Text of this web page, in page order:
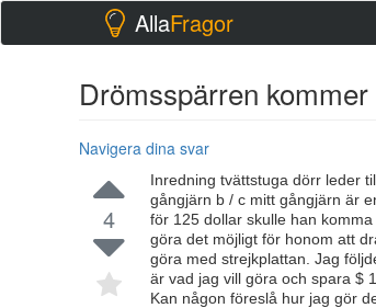
AllaFragor
Drömsspärren
Navigera dina svar
4
Inredning tvättstuga dörr leder
gångjärn b / c mitt gångjärn är
för 125 dollar skulle han
göra det möjligt för honom att
göra med strejkplattan. Jag
är vad jag vill göra och spara $
Kan någon föreslå hur jag gör